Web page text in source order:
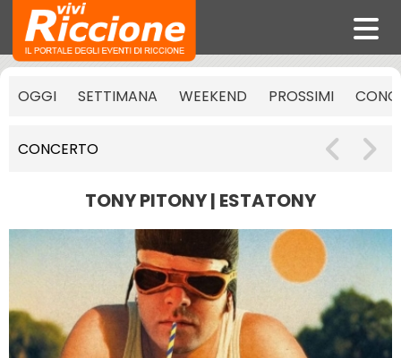
OGGI SETTIMANA WEEKEND PROSSIMI
CONCERTO
TONY PITONY | ESTATONY